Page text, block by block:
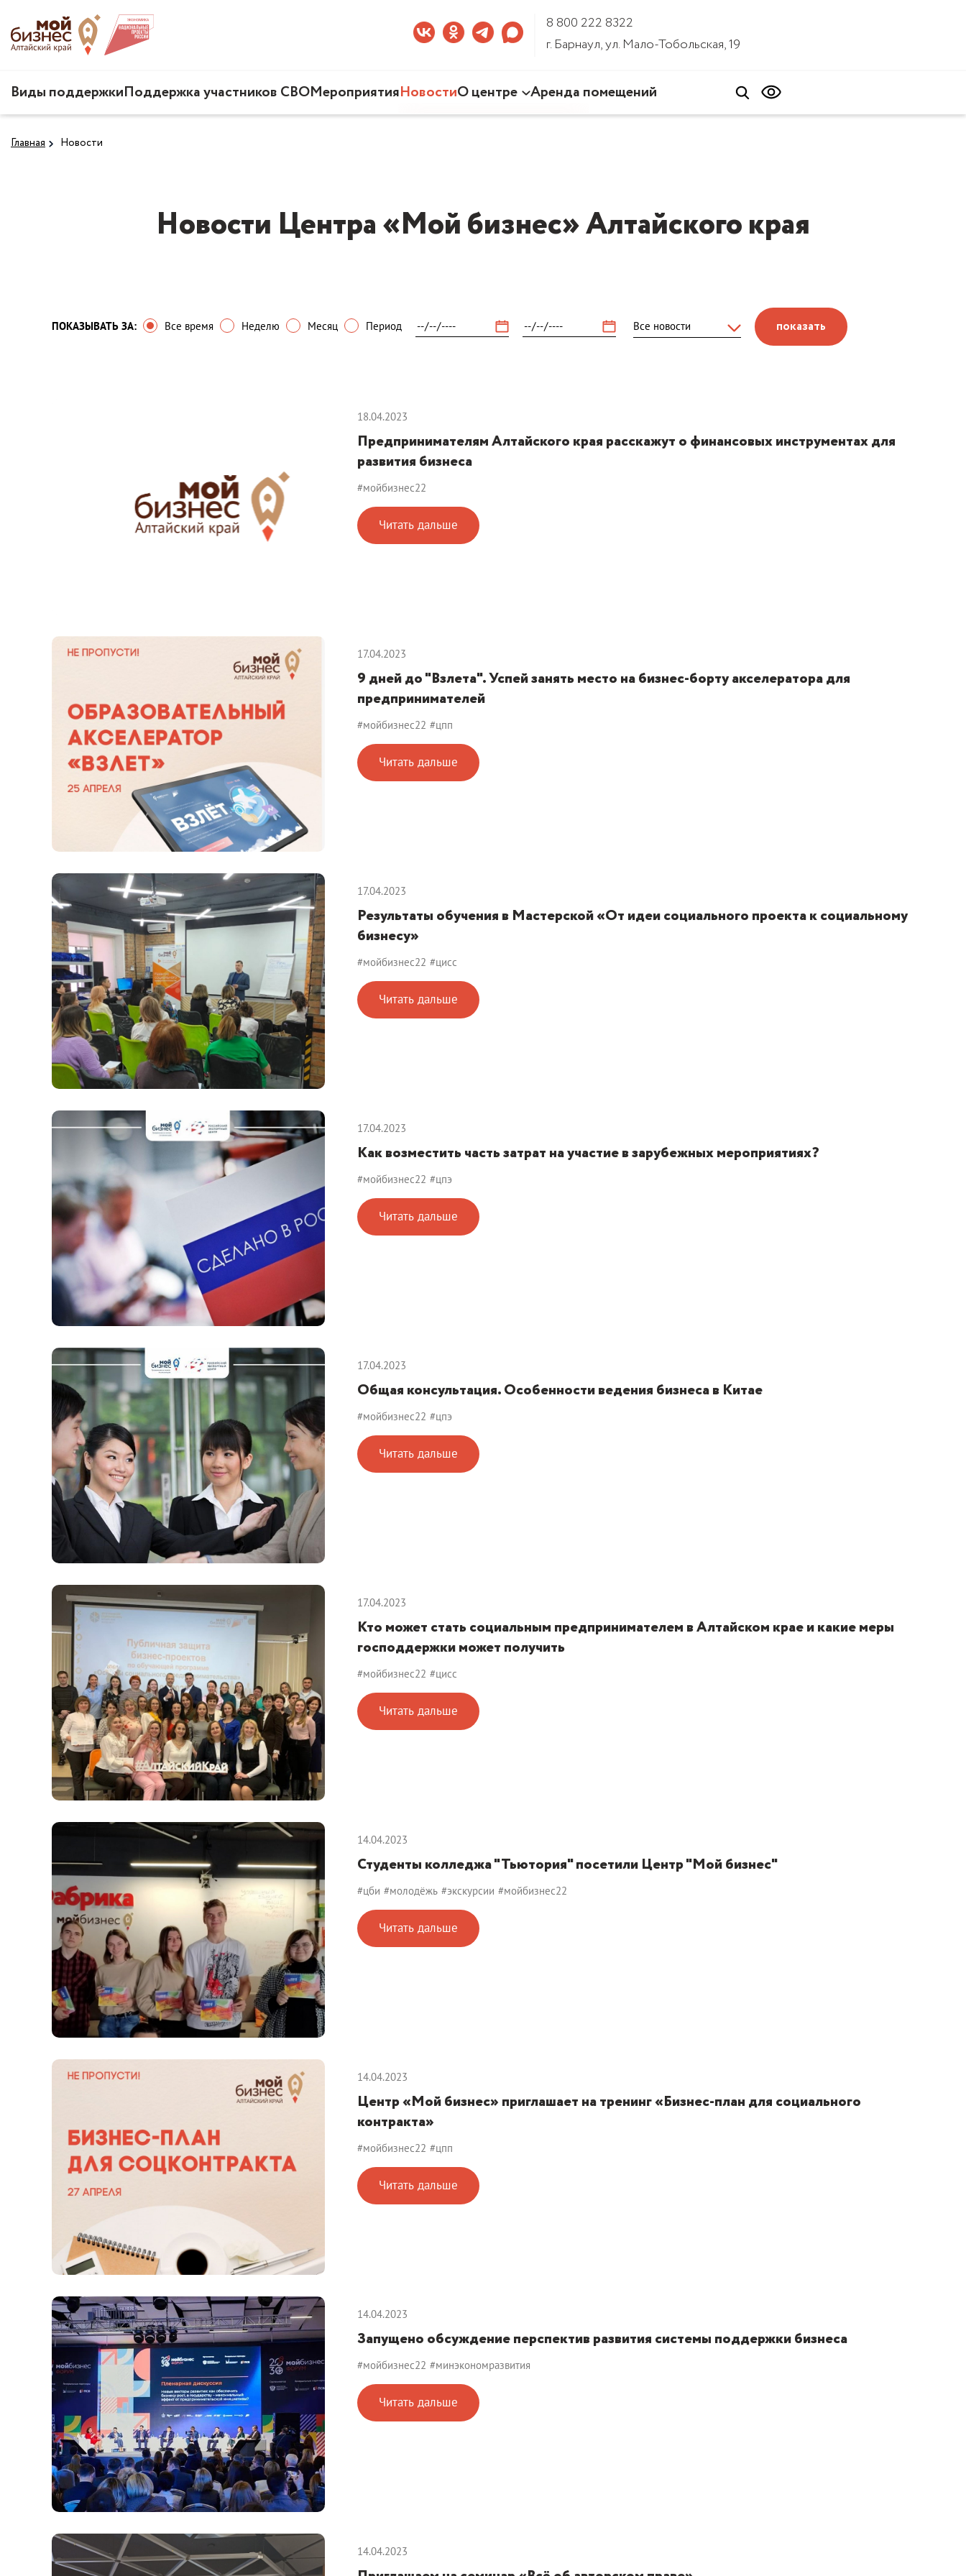
8 800 222 8322
г. Барнаул, ул. Мало-Тобольская, 19
Виды поддержкиПоддержка участников СВОМероприятияНовостиО центре
3D-тур по Центру
Аренда помещений
Главная Новости
Новости Центра «Мой бизнес» Алтайского края
ПОКАЗЫВАТЬ ЗА: Все время Неделю Месяц Период показать
18.04.2023
Предпринимателям Алтайского края расскажут о финансовых инструментах для
развития бизнеса
#мойбизнес22
Читать дальше
17.04.2023
9 дней до "Взлета". Успей занять место на бизнес-борту акселератора для
предпринимателей
#мойбизнес22 #цпп
Читать дальше
17.04.2023
Результаты обучения в Мастерской «От идеи социального проекта к социальному
бизнесу»
#мойбизнес22 #цисс
Читать дальше
17.04.2023
Как возместить часть затрат на участие в зарубежных мероприятиях?
#мойбизнес22 #цпэ
Читать дальше
17.04.2023
Общая консультация. Особенности ведения бизнеса в Китае
#мойбизнес22 #цпэ
Читать дальше
17.04.2023
Кто может стать социальным предпринимателем в Алтайском крае и какие меры
господдержки может получить
#мойбизнес22 #цисс
Читать дальше
14.04.2023
Студенты колледжа "Тьютория" посетили Центр "Мой бизнес"
#цби #молодёжь #экскурсии #мойбизнес22
Читать дальше
14.04.2023
Центр «Мой бизнес» приглашает на тренинг «Бизнес-план для социального
контракта»
#мойбизнес22 #цпп
Читать дальше
14.04.2023
Запущено обсуждение перспектив развития системы поддержки бизнеса
#мойбизнес22 #минэкономразвития
Читать дальше
14.04.2023